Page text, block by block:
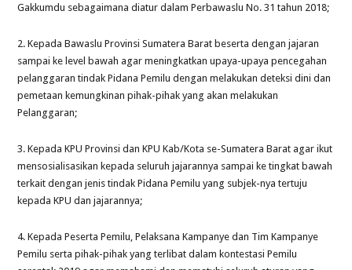
Gakkumdu sebagaimana diatur dalam Perbawaslu No. 31 tahun 2018;
2. Kepada Bawaslu Provinsi Sumatera Barat beserta dengan jajaran
sampai ke level bawah agar meningkatkan upaya-upaya pencegahan
pelanggaran tindak Pidana Pemilu dengan melakukan deteksi dini dan
pemetaan kemungkinan pihak-pihak yang akan melakukan
Pelanggaran;
3. Kepada KPU Provinsi dan KPU Kab/Kota se-Sumatera Barat agar ikut
mensosialisasikan kepada seluruh jajarannya sampai ke tingkat bawah
terkait dengan jenis tindak Pidana Pemilu yang subjek-nya tertuju
kepada KPU dan jajarannya;
4. Kepada Peserta Pemilu, Pelaksana Kampanye dan Tim Kampanye
Pemilu serta pihak-pihak yang terlibat dalam kontestasi Pemilu